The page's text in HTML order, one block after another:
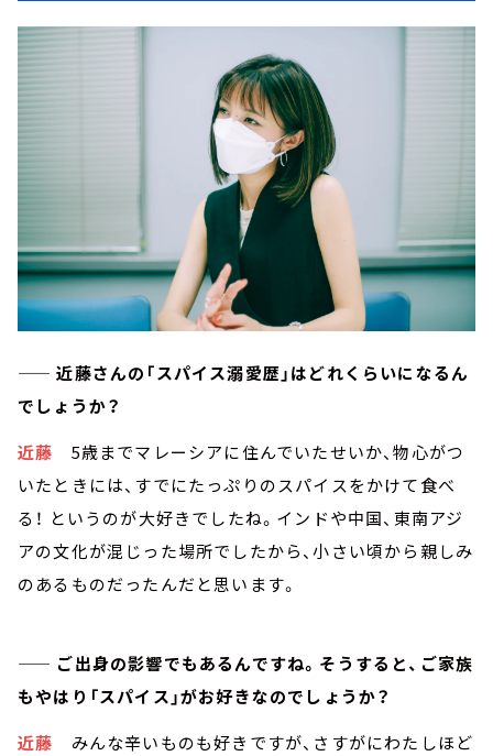
—— 近藤さんの「スパイス溺愛歴」はどれくらいになるん
でしょうか？
近藤 5歳までマレーシアに住んでいたせいか、物心がつ
いたときには、すでにたっぷりのスパイスをかけて食べ
る！ というのが大好きでしたね。インドや中国、東南アジ
アの文化が混じった場所でしたから、小さい頃から親しみ
のあるものだったんだと思います。
—— ご出身の影響でもあるんですね。そうすると、ご家族
もやはり「スパイス」がお好きなのでしょうか？
近藤 みんな辛いものも好きですが、さすがにわたしほど